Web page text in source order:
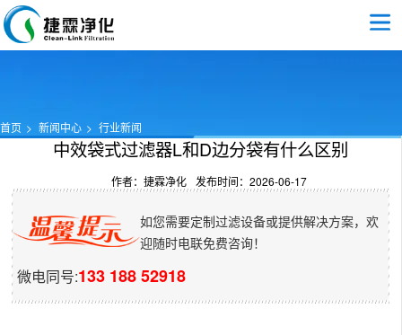
首页 新闻中心 行业新闻
中效袋式过滤器L和D边分袋有什么区别
作者：捷霖净化 发布时间：2026-06-17
如您需要定制过滤设备或提供解决方案，欢
迎随时电联免费咨询！
微电同号:133 188 52918